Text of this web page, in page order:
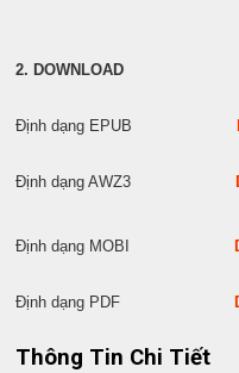
2. DOWNLOAD
Định dạng EPUB
Định dạng AWZ3
Định dạng MOBI
Định dạng PDF
Thông Tin Chi Tiết